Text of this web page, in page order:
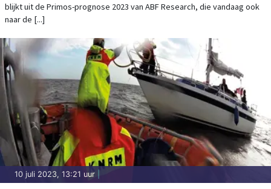
blijkt uit de Primos-prognose 2023 van ABF Research, die vandaag ook
naar de [...]
10 juli 2023, 13:21 uur